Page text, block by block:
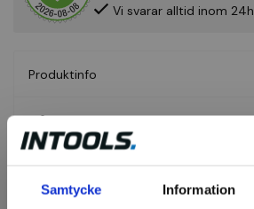
Samtycke Information
Vi svarar alltid inom 24h
Produktinfo
Fråga om produkt